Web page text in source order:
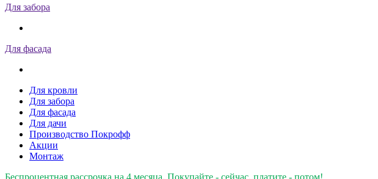
Для забора
Для фасада
Для кровли
Для забора
Для фасада
Для дачи
Производство Покрофф
Акции
Монтаж
Беспроцентная рассрочка на 4 месяца. Покупайте - сейчас, платите - потом!